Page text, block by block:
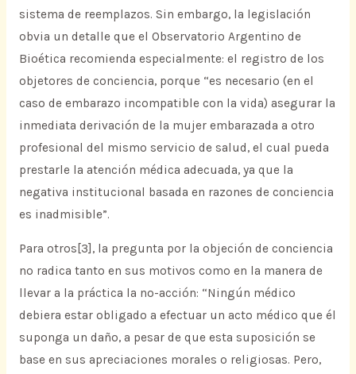
sistema de reemplazos. Sin embargo, la legislación
obvia un detalle que el Observatorio Argentino de
Bioética recomienda especialmente: el registro de los
objetores de conciencia, porque “es necesario (en el
caso de embarazo incompatible con la vida) asegurar la
inmediata derivación de la mujer embarazada a otro
profesional del mismo servicio de salud, el cual pueda
prestarle la atención médica adecuada, ya que la
negativa institucional basada en razones de conciencia
es inadmisible”.
Para otros[3], la pregunta por la objeción de conciencia
no radica tanto en sus motivos como en la manera de
llevar a la práctica la no-acción: “Ningún médico
debiera estar obligado a efectuar un acto médico que él
suponga un daño, a pesar de que esta suposición se
base en sus apreciaciones morales o religiosas. Pero,